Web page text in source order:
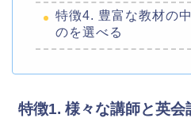
特徴4. 豊富な教材の
のを選べる
特徴1. 様々な講師と英会